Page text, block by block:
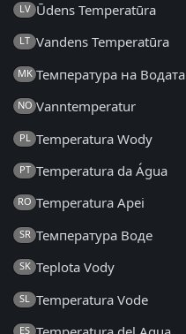
LV Ūdens Temperatūra
LT Vandens Temperatūra
MK Температура на Водата
NO Vanntemperatur
PL Temperatura Wody
PT Temperatura da Água
RO Temperatura Apei
SR Температура Воде
SK Teplota Vody
SL Temperatura Vode
ES